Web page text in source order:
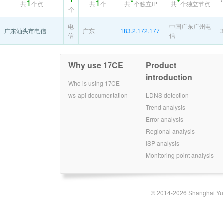
共 个点
个
共 个 共 个独立IP 共 个独立节点 *
广东汕头市电信
电
信
广东 183.2.172.177
中国广东广州电
信
Why use 17CE
Who is using 17CE
ws-api documentation
Product
introduction
LDNS detection
Trend analysis
Error analysis
Regional analysis
ISP analysis
Monitoring point analysis
© 2014-2026 Shanghai